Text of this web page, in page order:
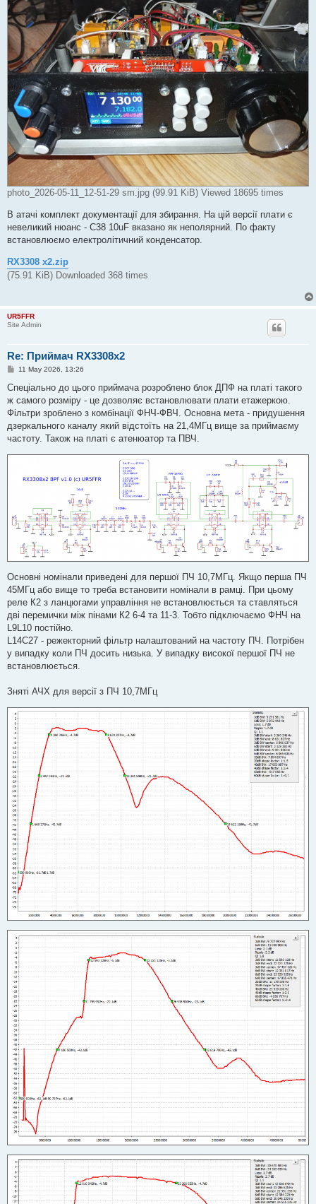
photo_2026-05-11_12-51-29 sm.jpg (99.91 KiB) Viewed 18695 times
В атачі комплект документації для збирання. На цій версії плати є
невеликий нюанс - С38 10uF вказано як неполярний. По факту
встановлюємо електролітичний конденсатор.
RX3308 x2.zip
(75.91 KiB) Downloaded 368 times
UR5FFR
Site Admin
Re: Приймач RX3308x2
P
s
11 May 2026, 13:26
Спеціально до цього приймача розроблено блок ДПФ на платі такого
ж самого розміру - це дозволяє встановлювати плати етажеркою.
Фільтри зроблено з комбінації ФНЧ-ФВЧ. Основна мета - придушення
дзеркального каналу який відстоїть на 21,4МГц вище за приймаєму
частоту. Також на платі є атенюатор та ПВЧ.
Основні номінали приведені для першої ПЧ 10,7МГц. Якщо перша ПЧ
45МГц або вище то треба встановити номінали в рамці. При цьому
реле К2 з ланцюгами управління не встановлюється та ставляться
дві перемички між пінами К2 6-4 та 11-3. Тобто підключаємо ФНЧ на
L9L10 постійно.
L14C27 - режекторний фільтр налаштований на частоту ПЧ. Потрібен
у випадку коли ПЧ досить низька. У випадку високої першої ПЧ не
встановлюється.
Зняті АЧХ для версії з ПЧ 10,7МГц